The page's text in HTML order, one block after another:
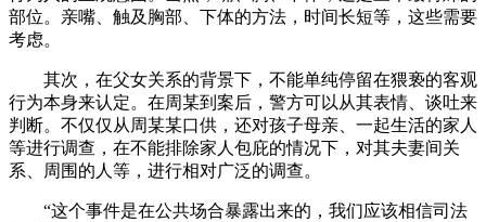
部位。亲嘴、触及胸部、下体的方法，时间长短等，这些需要
考虑。
其次，在父女关系的背景下，不能单纯停留在猥亵的客观
行为本身来认定。在周某到案后，警方可以从其表情、谈吐来
判断。不仅仅从周某某口供，还对孩子母亲、一起生活的家人
等进行调查，在不能排除家人包庇的情况下，对其夫妻间关
系、周围的人等，进行相对广泛的调查。
“这个事件是在公共场合暴露出来的，我们应该相信司法